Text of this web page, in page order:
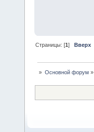
Страницы: [1]Вверх
» Основной форум »